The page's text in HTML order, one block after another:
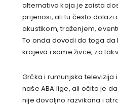
alternativa koja je zaista
prijenosi, ali tu često dolazi
akustikom, traženjem,
To onda dovodi do toga da
krajeva i same živce, za
Grčka i rumunjska
naše ABA lige, ali očito je
nije dovoljno razvikana i